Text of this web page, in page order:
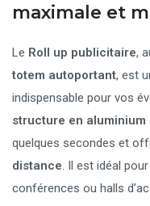
maximale et
Le Roll up publicitaire,
totem autoportant, est
indispensable pour vos
structure en
quelques secondes et
distance. Il est idéal
conférences ou halls